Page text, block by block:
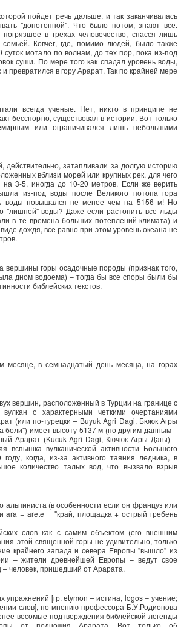
пойдет речь дальше, и так заканчивалась
"допотопной". Что было потом, знают все.
в грехах человечество, спасся лишь
Ковчег, где, помимо людей, было также
мотало по волнам, до тех пор, пока из-под
суши. По мере того как спадал уровень воды,
превратился в гору Арарат. Так по крайней мере
всегда ученые. Нет, никто в принципе не
бесспорно, существовал в истории. Вот только
или ограничивался лишь небольшими
действительно, затапливали за долгую историю
вблизи морей или крупных рек, для чего
3-5, иногда до 10-20 метров. Если же верить
из-под воды после Великого потопа гора
воды повышался не менее чем на 5156 м! Но
"лишней" воды? Даже если растопить все льды
в те времена больших потеплений климата) и
дождя, все равно при этом уровень океана не
вершины горы осадочные породы (признак того,
дном водоема) – тогда бы все споры были бы
библейских текстов.
месяце, в семнадцатый день месяца, на горах
вершин, расположенный в Турции на границе с
с характерными четкими очертаниями
(или по-турецки – Buyuk Agri Dagi, Бююк Агры
боли") имеет высоту 5137 м (по другим данным –
Арарат (Kucuk Agri Dagi, Кючюк Агры Дагы) –
вулканической активности Большого
когда, из-за активного таяния ледника, в
количество талых вод, что вызвало взрыв
альпиниста (в особенности если он француз или
ara + arete = "край, площадка + острый гребень
слов как с самим объектом (его внешним
этой священной горы не удивительно, только
крайнего запада и севера Европы "вышло" из
– жители древнейшей Европы – ведут свое
человек, пришедший от Арарата.
упражнений [гр. etymon – истина, logos – учение;
слов], по мнению профессора Б.У.Родионова
весомые подтверждения библейской легенды